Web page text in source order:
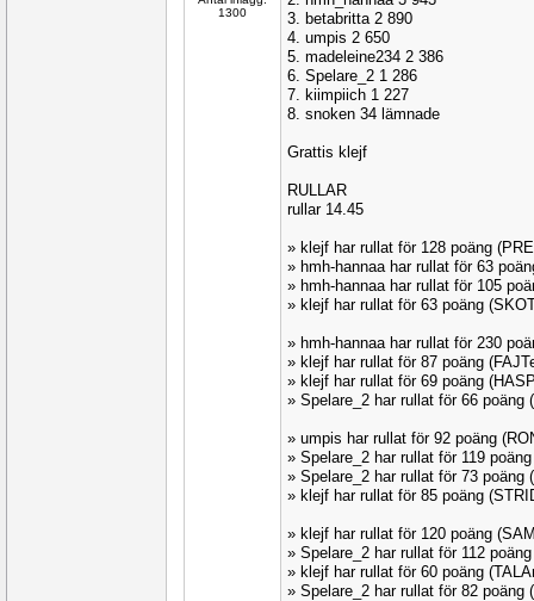
1300
3. betabritta 2 890
4. umpis 2 650
5. madeleine234 2 386
6. Spelare_2 1 286
7. kiimpiich 1 227
8. snoken 34 lämnade
Grattis klejf
RULLAR
rullar 14.45
» klejf har rullat för 128 poäng
» hmh-hannaa har rullat för 63
» hmh-hannaa har rullat för 105
» klejf har rullat för 63 poäng
» hmh-hannaa har rullat för 230
» klejf har rullat för 87 poäng
» klejf har rullat för 69 poäng
» Spelare_2 har rullat för 66 poäng
» umpis har rullat för 92 poäng
» Spelare_2 har rullat för 119
» Spelare_2 har rullat för 73 poäng
» klejf har rullat för 85 poäng
» klejf har rullat för 120 poäng
» Spelare_2 har rullat för 112
» klejf har rullat för 60 poäng
» Spelare_2 har rullat för 82 poäng